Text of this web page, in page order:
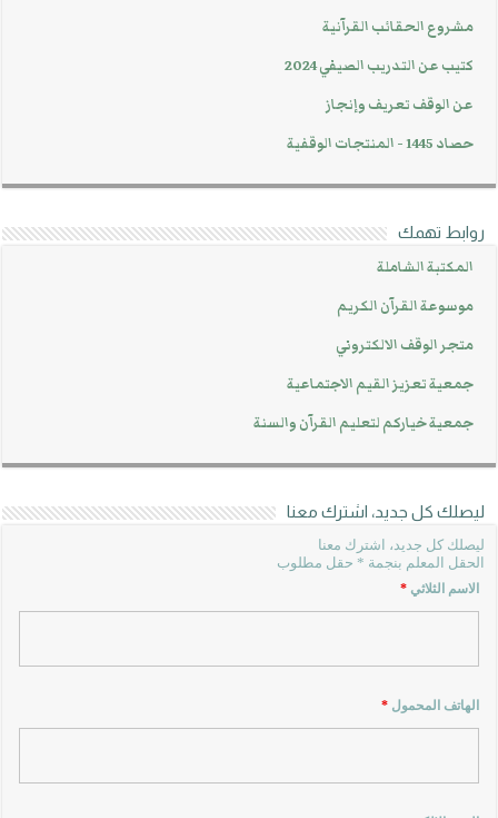
مشروع الحقائب القرآنية
كتيب عن التدريب الصيفي 2024
عن الوقف تعريف وإنجاز
حصاد 1445 - المنتجات الوقفية
روابط تهمك
المكتبة الشاملة
موسوعة القرآن الكريم
متجر الوقف الالكتروني
جمعية تعزيز القيم الاجتماعية
جمعية خياركم لتعليم القرآن والسنة
ليصلك كل جديد، اشترك معنا
ليصلك كل جديد، اشترك معنا
الحقل المعلم بنجمة * حقل مطلوب
الاسم الثلاثي*
الهاتف المحمول*